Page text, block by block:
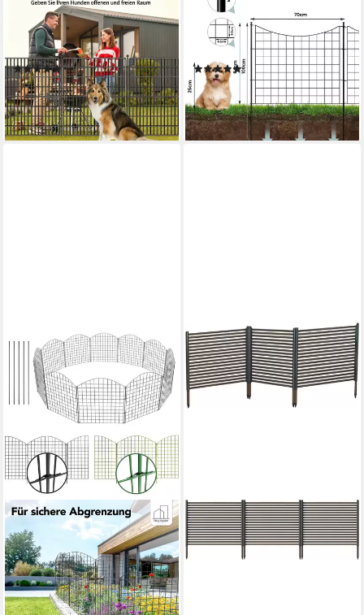
Gartenzaun Freien Stücke
ohne Tür, Metall Gitterzaun
aus Zaunelementen, (15-St)
(4)
124,99 € UVP200,00 €
-38%
lieferbar - in 4-5 Werktagen bei dir
Teichzaun, (5-St), Gartenzaun
Komplettset, Steckzaun
Metall, Gitterzaun Schwarz
(8)
ab 41,29 €
-42%
lieferbar - in 3-4 Werktagen bei dir